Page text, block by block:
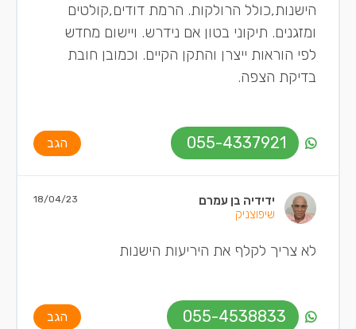
הישנות,כולל הרולקות. הרמת דודים,קולטים
ומזגנים. תיקוני בטון אם נידרש. ויישום מחדש
לפי הוראות ייצרן והתקן הקיים. וכמובן חובת
בדיקת הצפה.
055-4337921 הגב
ידידיה בן עמרם
שיפוצניק
18/04/23
לא צריך לקלף את היריעות הישנות
055-4538833 הגב